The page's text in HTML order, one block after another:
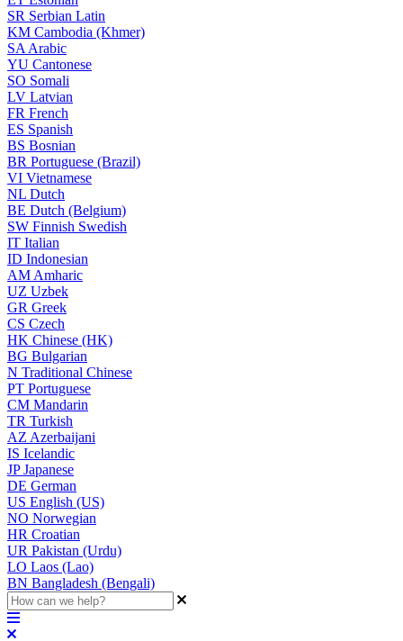
SR Serbian Latin
KM Cambodia (Khmer)
SA Arabic
YU Cantonese
SO Somali
LV Latvian
FR French
ES Spanish
BS Bosnian
BR Portuguese (Brazil)
VI Vietnamese
NL Dutch
BE Dutch (Belgium)
SW Finnish Swedish
IT Italian
ID Indonesian
AM Amharic
UZ Uzbek
GR Greek
CS Czech
HK Chinese (HK)
BG Bulgarian
N Traditional Chinese
PT Portuguese
CM Mandarin
TR Turkish
AZ Azerbaijani
IS Icelandic
JPJapanese
DE German
US English (US)
NO Norwegian
HR Croatian
UR Pakistan (Urdu)
LO Laos (Lao)
BN Bangladesh (Bengali)